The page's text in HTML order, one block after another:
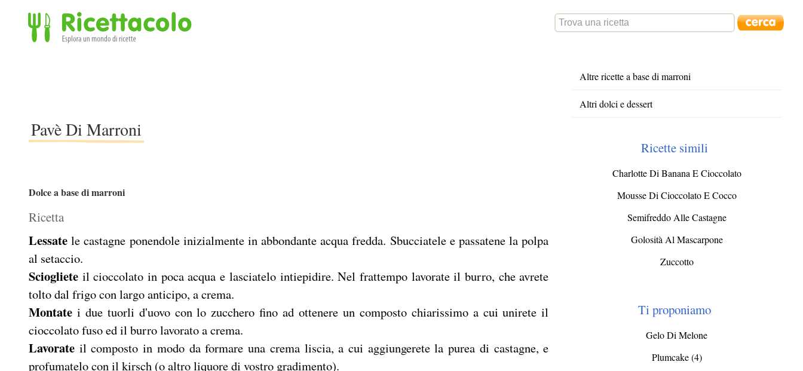
Pavè Di Marroni
Dolce a base di marroni
Ricetta
Lessate le castagne ponendole inizialmente in abbondante acqua fredda. Sbucciatele e passatene la polpa
al setaccio.
Sciogliete il cioccolato in poca acqua e lasciatelo intiepidire. Nel frattempo lavorate il burro, che avrete
tolto dal frigo con largo anticipo, a crema.
Montate i due tuorli d'uovo con lo zucchero fino ad ottenere un composto chiarissimo a cui unirete il
cioccolato fuso ed il burro lavorato a crema.
Lavorate il composto in modo da formare una crema liscia, a cui aggiungerete la purea di castagne, e
profumatelo con il kirsch (o altro liquore di vostro gradimento).
Altre ricette a base di marroni
Altri dolci e dessert
Ricette simili
Charlotte Di Banana E Cioccolato
Mousse Di Cioccolato E Cocco
Semifreddo Alle Castagne
Golosità Al Mascarpone
Zuccotto
Ti proponiamo
Gelo Di Melone
Plumcake (4)